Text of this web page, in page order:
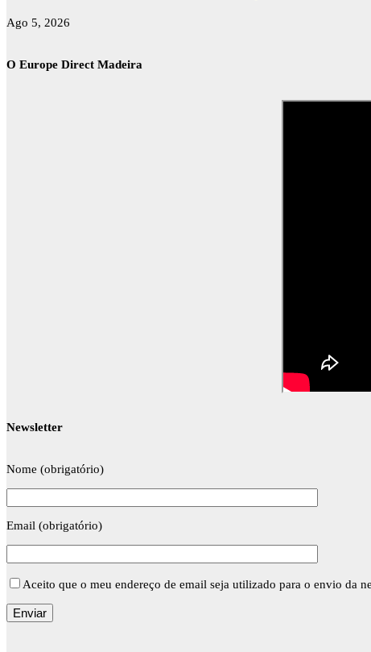
Ago 5, 2026
O Europe Direct Madeira
Newsletter
Nome (obrigatório)
Email (obrigatório)
Aceito que o meu endereço de email seja utilizado para o envio da